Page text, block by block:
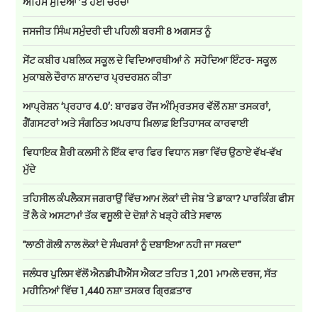
ਜਸਜੀਤ ਸਿੰਘ ਸਮੁੰਦਰੀ ਦੀ ਪਹਿਲੀ ਬਰਸੀ 8 ਅਗਸਤ ਨੂੰ
ਸੇਂਟ ਕਬੀਰ ਪਬਲਿਕ ਸਕੂਲ ਦੇ ਵਿਦਿਆਰਥੀਆਂ ਨੇ ਸਹੋਦਿਆ ਇੰਟਰ- ਸਕੂਲ
ਮੁਕਾਬਲੇ ਦੌਰਾਨ ਸ਼ਾਨਦਾਰ ਪ੍ਰਦਰਸ਼ਨ ਕੀਤਾ
ਆਪ੍ਰੇਸ਼ਨ ‘ਪ੍ਰਹਾਰ 4.0’: ਬਾਰਡਰ ਰੇਂਜ ਅੰਮ੍ਰਿਤਸਰ ਵੱਲੋਂ ਨਸ਼ਾ ਤਸਕਰਾਂ,
ਗੈਂਗਸਟਰਾਂ ਅਤੇ ਸੰਗਠਿਤ ਅਪਰਾਧ ਖ਼ਿਲਾਫ਼ ਇਤਿਹਾਸਕ ਕਾਰਵਾਈ
ਵਿਧਾਇਕ ਸ਼ੈਰੀ ਕਲਸੀ ਨੇ ਇੱਕ ਵਾਰ ਫਿਰ ਵਿਧਾਨ ਸਭਾ ਵਿੱਚ ਉਠਾਏ ਵੱਖ-ਵੱਖ
ਮੁੱਦੇ
ਤਹਿਸੀਲ ਕੰਪਲੈਕਸ ਜਗਰਾਉਂ ਵਿੱਚ ਆਮ ਲੋਕਾਂ ਦੀ ਜੇਬ 'ਤੇ ਡਾਕਾ? ਪਾਰਕਿੰਗ ਫੀਸ
ਤੋਂ ਲੈ ਕੇ ਅਸਟਾਮਾਂ ਤੱਕ ਵਸੂਲੀ ਦੇ ਦੋਸ਼ਾਂ ਨੇ ਖੜ੍ਹੇ ਕੀਤੇ ਸਵਾਲ
''ਲਾਠੀ ਗੋਲੀ ਨਾਲ ਲੋਕਾਂ ਦੇ ਸੰਘਰਸਾਂ ਨੂੰ ਦਬਾਇਆ ਨਹੀ ਜਾ ਸਕਦਾ''
ਜਲੰਧਰ ਪੁਲਿਸ ਵੱਲੋਂ ਐਨਡੀਪੀਐੱਸ ਐਕਟ ਤਹਿਤ 1,201 ਮਾਮਲੇ ਦਰਜ, ਸੱਤ
ਮਹੀਨਿਆਂ ਵਿੱਚ 1,440 ਨਸ਼ਾ ਤਸਕਰ ਗ੍ਰਿਫ਼ਤਾਰ